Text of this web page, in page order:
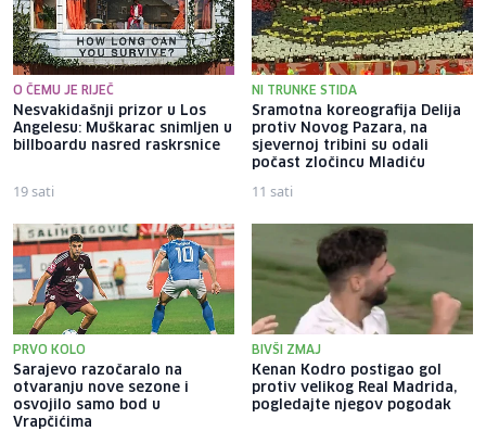
O ČEMU JE RIJEČ
Nesvakidašnji prizor u Los
Angelesu: Muškarac snimljen u
billboardu nasred raskrsnice
19 sati
NI TRUNKE STIDA
Sramotna koreografija Delija
protiv Novog Pazara, na
sjevernoj tribini su odali
počast zločincu Mladiću
11 sati
PRVO KOLO
Sarajevo razočaralo na
otvaranju nove sezone i
osvojilo samo bod u
Vrapčićima
BIVŠI ZMAJ
Kenan Kodro postigao gol
protiv velikog Real Madrida,
pogledajte njegov pogodak